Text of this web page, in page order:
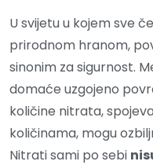
U svijetu u kojem sve
prirodnom hranom,
sinonim za sigurnost.
domaće uzgojeno
količine nitrata,
količinama, mogu
Nitrati sami po sebi